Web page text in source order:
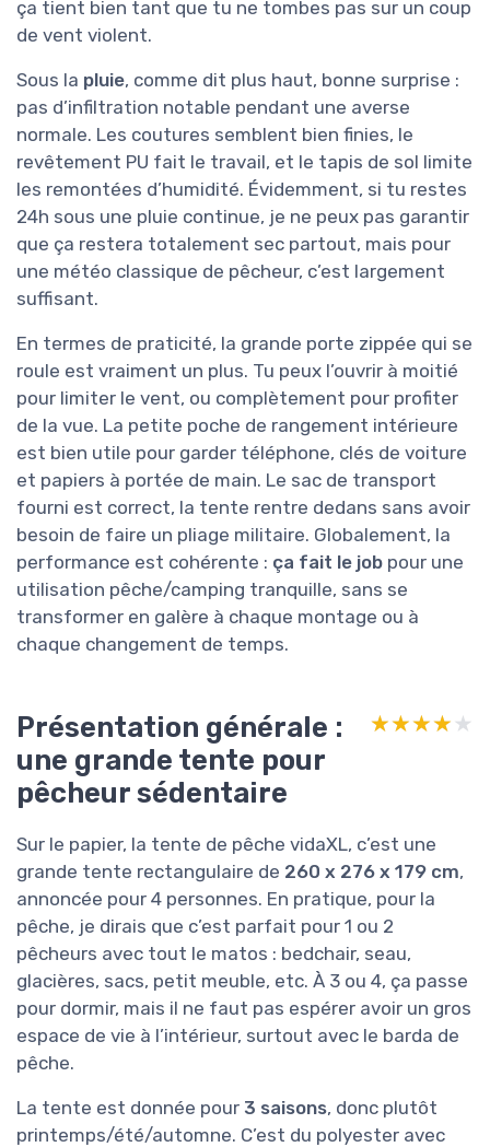
ça tient bien tant que tu ne tombes pas sur un coup
de vent violent.
Sous la pluie, comme dit plus haut, bonne surprise :
pas d’infiltration notable pendant une averse
normale. Les coutures semblent bien finies, le
revêtement PU fait le travail, et le tapis de sol limite
les remontées d’humidité. Évidemment, si tu restes
24h sous une pluie continue, je ne peux pas garantir
que ça restera totalement sec partout, mais pour
une météo classique de pêcheur, c’est largement
suffisant.
En termes de praticité, la grande porte zippée qui se
roule est vraiment un plus. Tu peux l’ouvrir à moitié
pour limiter le vent, ou complètement pour profiter
de la vue. La petite poche de rangement intérieure
est bien utile pour garder téléphone, clés de voiture
et papiers à portée de main. Le sac de transport
fourni est correct, la tente rentre dedans sans avoir
besoin de faire un pliage militaire. Globalement, la
performance est cohérente : ça fait le job pour une
utilisation pêche/camping tranquille, sans se
transformer en galère à chaque montage ou à
chaque changement de temps.
Présentation générale :
une grande tente pour
pêcheur sédentaire
★★★★★
★★★★★
Sur le papier, la tente de pêche vidaXL, c’est une
grande tente rectangulaire de 260 x 276 x 179 cm,
annoncée pour 4 personnes. En pratique, pour la
pêche, je dirais que c’est parfait pour 1 ou 2
pêcheurs avec tout le matos : bedchair, seau,
glacières, sacs, petit meuble, etc. À 3 ou 4, ça passe
pour dormir, mais il ne faut pas espérer avoir un gros
espace de vie à l’intérieur, surtout avec le barda de
pêche.
La tente est donnée pour 3 saisons, donc plutôt
printemps/été/automne. C’est du polyester avec